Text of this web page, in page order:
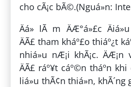
cho cÃ¡c bÃ©.(Nguá»n:
Äá» lÃ m ÄÆ°á»£c
ÄÃ£ tham kháº£o thiáº¿t
nhiá»u nÆ¡i khÃ¡c.
ÄÃ£ ráº¥t cáº©n tháº­n khi
liá»u thÃ¢n thiá»n, khÃ´ng